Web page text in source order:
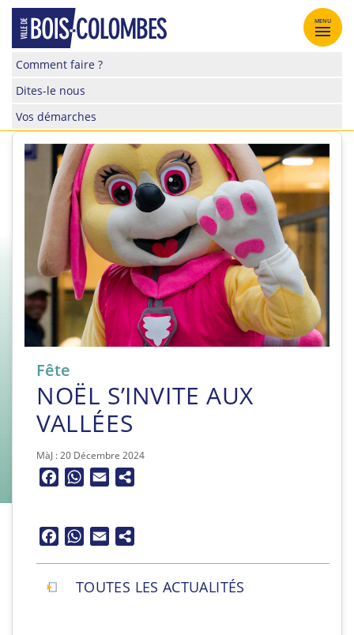
Skip
content
Site
de
la
de
Bois-
Colombes
Comment faire ?
Dites-le nous
Vos démarches
MENU
Fête
NOËL S’INVITE AUX
VALLÉES
MàJ : 20 Décembre 2024
FacebookWhatsApp
Email
FacebookWhatsApp
Email
TOUTES LES ACTUALITÉS